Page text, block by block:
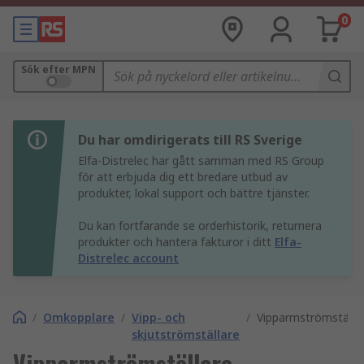
0
Sök efter MPN
Du har omdirigerats till RS Sverige
Elfa-Distrelec har gått samman med RS Group
för att erbjuda dig ett bredare utbud av
produkter, lokal support och bättre tjänster.
Du kan fortfarande se orderhistorik, returnera
produkter och hantera fakturor i ditt Elfa-
Distrelec account
/ Omkopplare / Vipp- och
skjutströmställare
/